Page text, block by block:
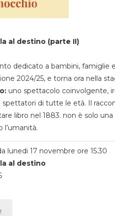
al destino (parte II)
dedicato a bambini, famiglie
2024/25, e torna ora nella
uno spettacolo coinvolgente,
di tutte le età. Il
libro nel 1883. non è solo
l’umanità.
lunedi 17 novembre ore 15.30
al destino